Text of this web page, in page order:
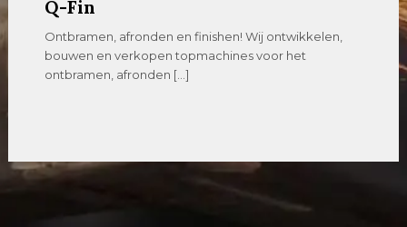
Q-Fin
Ontbramen, afronden en finishen! Wij ontwikkelen,
bouwen en verkopen topmachines voor het
ontbramen, afronden […]